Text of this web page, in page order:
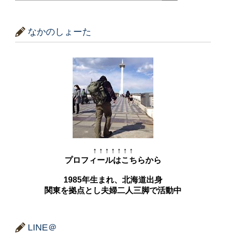
なかのしょーた
↑ ↑ ↑ ↑ ↑ ↑ ↑
プロフィールはこちらから
1985年生まれ、北海道出身
関東を拠点とし夫婦二人三脚で活動中
LINE＠